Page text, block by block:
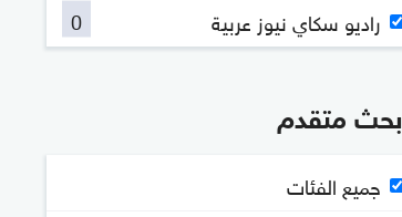
راديو سكاي نيوز عربية
0
بحث متقدم
جميع الفئات